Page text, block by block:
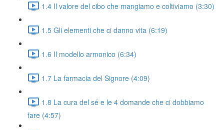
1.4 Il valore del cibo che mangiamo e coltiviamo (3:30)
1.5 Gli elementi che ci danno vita (6:19)
1.6 Il modello armonico (6:34)
1.7 La farmacia del Signore (4:09)
1.8 La cura del sé e le 4 domande che ci dobbiamo
fare (4:57)